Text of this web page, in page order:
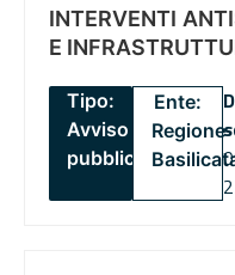
INTERVENTI
E
Tipo:
Avviso
pubblico
Ente:
Regione